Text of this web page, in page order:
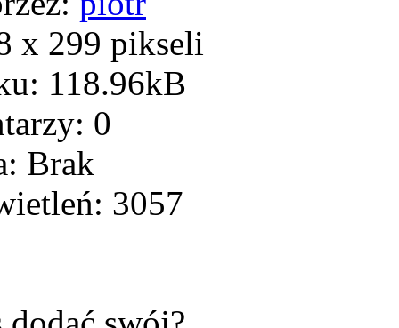
x 299 pikseli
118.96kB
0
Brak
3057